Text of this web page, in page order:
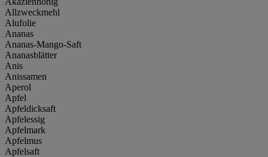
Allzweckmehl
Alufolie
Ananas
Ananas-Mango-Saft
Ananasblätter
Anis
Anissamen
Aperol
Apfel
Apfeldicksaft
Apfelessig
Apfelmark
Apfelmus
Apfelsaft